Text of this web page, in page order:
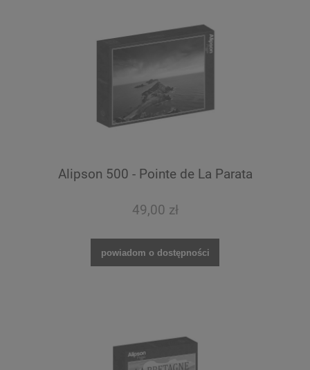
Alipson 500 - Pointe de La Parata
49,00 zł
powiadom o dostępności